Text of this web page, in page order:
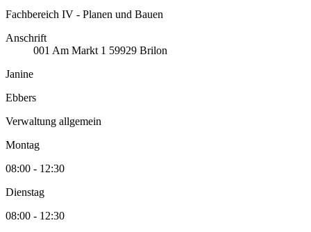
Fachbereich IV - Planen und Bauen
Anschrift
001 Am Markt 1 59929 Brilon
Janine
Ebbers
Verwaltung allgemein
Montag
08:00 - 12:30
Dienstag
08:00 - 12:30